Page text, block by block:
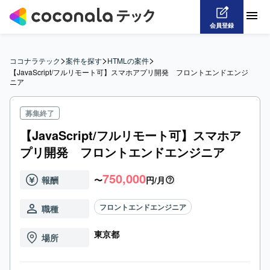
会員登録
ココナラテック>案件を探す>HTMLの案件>
【JavaScript/フルリモート可】スマホアプリ開発　フロントエンドエンジ
ニア
募集終了
【JavaScript/フルリモート可】スマホア
プリ開発 フロントエンドエンジニア
報酬 〜750,000円/月
職種 フロントエンドエンジニア
場所 東京都